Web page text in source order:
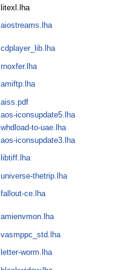
litexl.lha
aiostreams.lha
cdplayer_lib.lha
rnoxfer.lha
amiftp.lha
aiss.pdf
aos-iconsupdate5.lha
whdload-to-uae.lha
aos-iconsupdate3.lha
libtiff.lha
universe-thetrip.lha
fallout-ce.lha
amienvmon.lha
vasmppc_std.lha
letter-worm.lha